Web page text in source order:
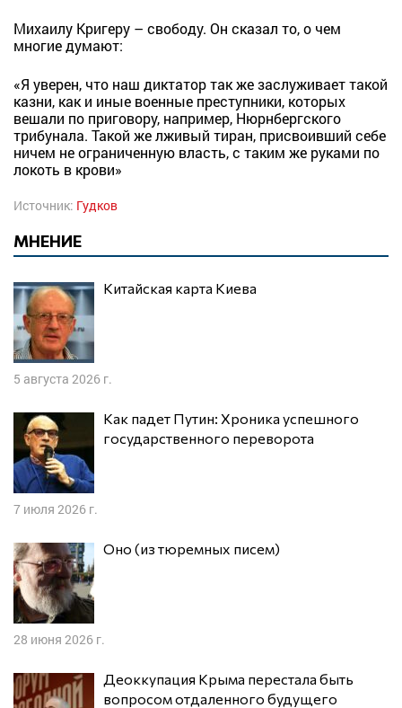
Михаилу Кригеру – свободу. Он сказал то, о чем
многие думают:
«Я уверен, что наш диктатор так же заслуживает такой
казни, как и иные военные преступники, которых
вешали по приговору, например, Нюрнбергского
трибунала. Такой же лживый тиран, присвоивший себе
ничем не ограниченную власть, с таким же руками по
локоть в крови»
Источник: Гудков
МНЕНИЕ
Китайская карта Киева
5 августа 2026 г.
Как падет Путин: Хроника успешного
государственного переворота
7 июля 2026 г.
Оно (из тюремных писем)
28 июня 2026 г.
Деоккупация Крыма перестала быть
вопросом отдаленного будущего